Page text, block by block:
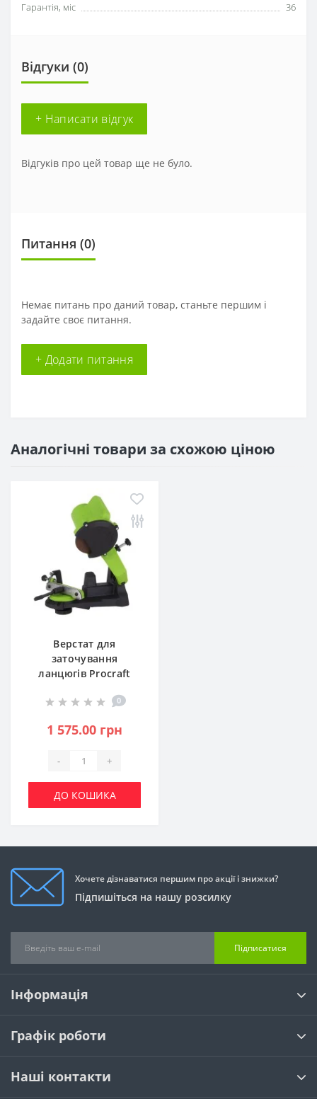
Гарантія, міс
36
Відгуки (0)
+ Написати відгук
Відгуків про цей товар ще не було.
Питання (0)
Немає питань про даний товар, станьте першим і
задайте своє питання.
+ Додати питання
Аналогічні товари за схожою ціною
Верстат для
заточування
ланцюгів Procraft
0
1 575.00 грн
- +
ДО КОШИКА
Хочете дізнаватися першим про акції і знижки?
Підпишіться на нашу розсилку
Підписатися
Інформація
Графік роботи
Наші контакти